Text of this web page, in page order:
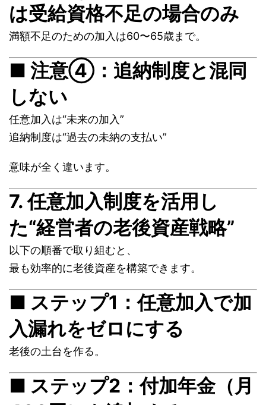
は受給資格不足の場合のみ
満額不足のための加入は60〜65歳まで。
■ 注意④：追納制度と混同
しない
任意加入は“未来の加入”
追納制度は“過去の未納の支払い”
意味が全く違います。
7. 任意加入制度を活用し
た“経営者の老後資産戦略”
以下の順番で取り組むと、
最も効率的に老後資産を構築できます。
■ ステップ1：任意加入で加
入漏れをゼロにする
老後の土台を作る。
■ ステップ2：付加年金（月